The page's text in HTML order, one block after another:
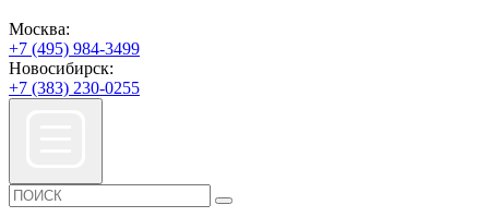
Москва:
+7 (495) 984-3499
Новосибирск:
+7 (383) 230-0255